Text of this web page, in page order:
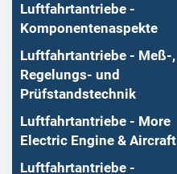
Luftfahrtantriebe -
Komponentenaspekte
Luftfahrtantriebe - Meß-,
Regelungs- und
Prüfstandstechnik
Luftfahrtantriebe - More
Electric Engine & Aircraft
Luftfahrtantriebe -